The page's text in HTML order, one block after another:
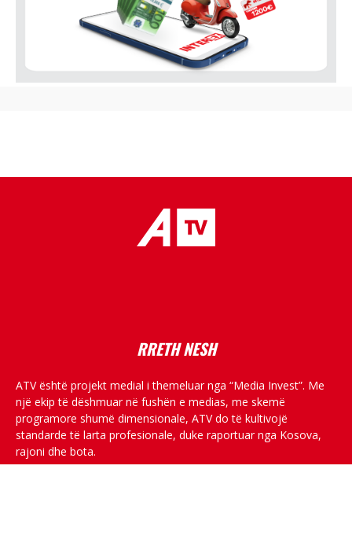
RRETH NESH
ATV është projekt medial i themeluar nga “Media Invest”. Me
një ekip të dëshmuar në fushën e medias, me skemë
programore shumë dimensionale, ATV do të kultivojë
standarde të larta profesionale, duke raportuar nga Kosova,
rajoni dhe bota.